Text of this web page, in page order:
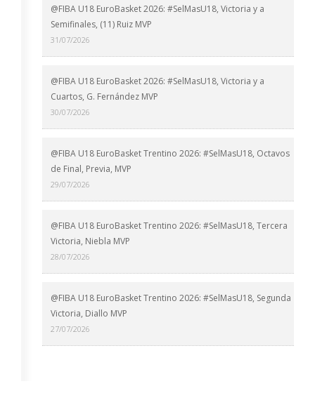
@FIBA U18 EuroBasket 2026: #SelMasU18, Victoria y a
Semifinales, (11) Ruiz MVP
31/07/2026
@FIBA U18 EuroBasket 2026: #SelMasU18, Victoria y a
Cuartos, G. Fernández MVP
30/07/2026
@FIBA U18 EuroBasket Trentino 2026: #SelMasU18, Octavos
de Final, Previa, MVP
29/07/2026
@FIBA U18 EuroBasket Trentino 2026: #SelMasU18, Tercera
Victoria, Niebla MVP
28/07/2026
@FIBA U18 EuroBasket Trentino 2026: #SelMasU18, Segunda
Victoria, Diallo MVP
27/07/2026